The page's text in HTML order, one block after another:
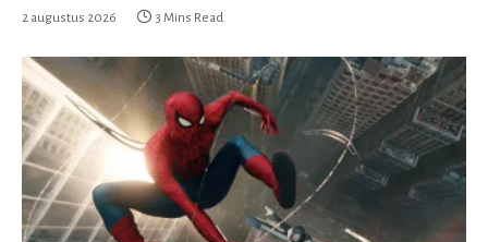
2 augustus 2026 3 Mins Read